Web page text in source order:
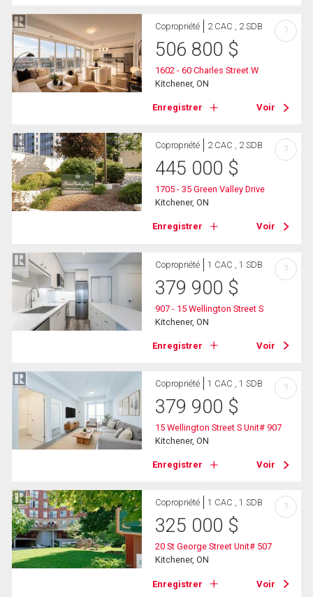
Copropriété 2 CAC , 2 SDB
506 800 $
1602 - 60 Charles Street W
Kitchener, ON
Enregistrer Voir
?
Copropriété 2 CAC , 2 SDB
445 000 $
1705 - 35 Green Valley Drive
Kitchener, ON
Enregistrer Voir
?
Copropriété 1 CAC , 1 SDB
379 900 $
907 - 15 Wellington Street S
Kitchener, ON
Enregistrer Voir
?
Copropriété 1 CAC , 1 SDB
379 900 $
15 Wellington Street S Unit# 907
Kitchener, ON
Enregistrer Voir
?
Copropriété 1 CAC , 1 SDB
325 000 $
20 St George Street Unit# 507
Kitchener, ON
Enregistrer Voir
?